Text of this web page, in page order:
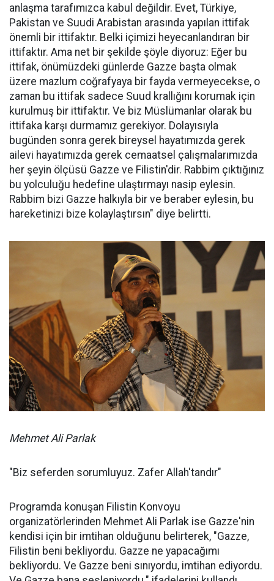
anlaşma tarafımızca kabul değildir. Evet, Türkiye,
Pakistan ve Suudi Arabistan arasında yapılan ittifak
önemli bir ittifaktır. Belki içimizi heyecanlandıran bir
ittifaktır. Ama net bir şekilde şöyle diyoruz: Eğer bu
ittifak, önümüzdeki günlerde Gazze başta olmak
üzere mazlum coğrafyaya bir fayda vermeyecekse, o
zaman bu ittifak sadece Suud krallığını korumak için
kurulmuş bir ittifaktır. Ve biz Müslümanlar olarak bu
ittifaka karşı durmamız gerekiyor. Dolayısıyla
bugünden sonra gerek bireysel hayatımızda gerek
ailevi hayatımızda gerek cemaatsel çalışmalarımızda
her şeyin ölçüsü Gazze ve Filistin'dir. Rabbim çıktığınız
bu yolculuğu hedefine ulaştırmayı nasip eylesin.
Rabbim bizi Gazze halkıyla bir ve beraber eylesin, bu
hareketinizi bize kolaylaştırsın" diye belirtti.
Mehmet Ali Parlak
"Biz seferden sorumluyuz. Zafer Allah'tandır"
Programda konuşan Filistin Konvoyu
organizatörlerinden Mehmet Ali Parlak ise Gazze'nin
kendisi için bir imtihan olduğunu belirterek, "Gazze,
Filistin beni bekliyordu. Gazze ne yapacağımı
bekliyordu. Ve Gazze beni sınıyordu, imtihan ediyordu.